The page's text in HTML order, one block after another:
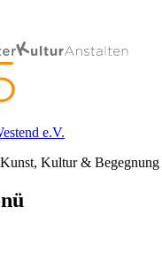
e.V.
Kultur & Begegnung